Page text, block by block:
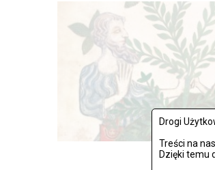
Drogi
Treści na
Dzięki temu